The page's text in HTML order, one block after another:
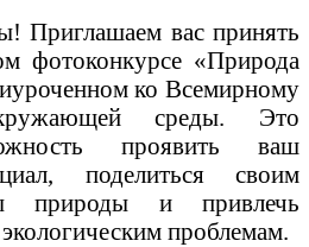
Приглашаем вас принять
фотоконкурсе «Природа
ко Всемирному
среды. Это
проявить ваш
поделиться своим
природы и привлечь
проблемам.